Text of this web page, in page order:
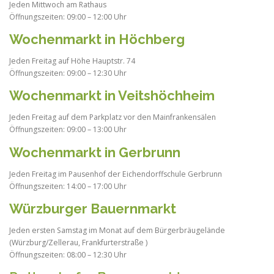
Jeden Mittwoch am Rathaus
Öffnungszeiten: 09:00 – 12:00 Uhr
Wochenmarkt in Höchberg
Jeden Freitag auf Höhe Hauptstr. 74
Öffnungszeiten: 09:00 – 12:30 Uhr
Wochenmarkt in Veitshöchheim
Jeden Freitag auf dem Parkplatz vor den Mainfrankensälen
Öffnungszeiten: 09:00 – 13:00 Uhr
Wochenmarkt in Gerbrunn
Jeden Freitag im Pausenhof der Eichendorffschule Gerbrunn
Öffnungszeiten: 14:00 – 17:00 Uhr
Würzburger Bauernmarkt
Jeden ersten Samstag im Monat auf dem Bürgerbräugelände
(Würzburg/Zellerau, Frankfurterstraße )
Öffnungszeiten: 08:00 – 12:30 Uhr